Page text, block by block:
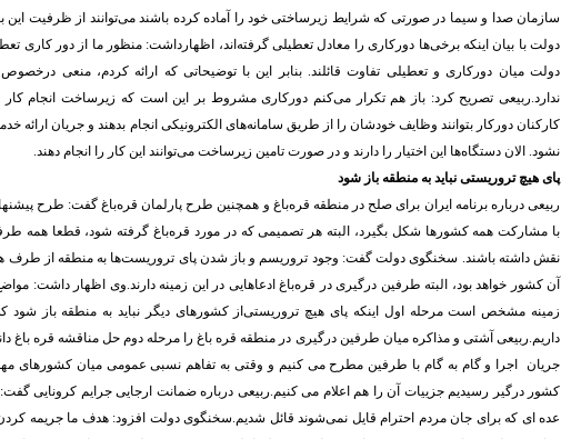
سازمان صدا و سیما در صورتی که شرایط زیرساختی خود را آماده کرده باشند می‌توانند از ظرفیت این
دولت با بیان اینکه برخی‌ها دورکاری را معادل تعطیلی گرفته‌اند، اظهارداشت: منظور ما از دور کاری
دولت میان دورکاری و تعطیلی تفاوت قائلند. بنابر این با توضیحاتی که ارائه کردم، منعی
ندارد.ربیعی تصریح کرد: باز هم تکرار می‌کنم دورکاری مشروط بر این است که زیرساخت انجام کار
کارکنان دورکار بتوانند وظایف خودشان را از طریق سامانه‌های الکترونیکی انجام بدهند و جریان ارائه
نشود. الان دستگاه‌ها این اختیار را دارند و در صورت تامین زیرساخت می‌توانند این کار را انجام دهند.
پای هیچ تروریستی نباید به منطقه باز شود
ربیعی درباره برنامه ایران برای صلح در منطقه قره‌باغ و همچنین طرح پارلمان قره‌باغ گفت: طرح
با مشارکت همه کشورها شکل بگیرد، البته هر تصمیمی که در مورد قره‌باغ گرفته شود، قطعا همه
نقش داشته باشند. سخنگوی دولت گفت: وجود تروریسم و باز شدن پای تروریست‌ها به منطقه از طرف
آن کشور خواهد بود، البته طرفین درگیری در قره‌باغ ادعاهایی در این زمینه دارند.وی اظهار داشت:
زمینه مشخص است مرحله اول اینکه پای هیچ تروریستی‌از کشورهای دیگر نباید به منطقه باز شود
داریم.ربیعی آشتی و مذاکره میان طرفین درگیری در منطقه قره باغ را مرحله دوم حل مناقشه قره باغ
جریان اجرا و گام به گام با طرفین مطرح می کنیم و وقتی به تفاهم نسبی عمومی میان کشورهای
کشور درگیر رسیدیم جزییات آن را هم اعلام می کنیم.ربیعی درباره ضمانت ارجایی جرایم کرونایی گفت:
عده ای که برای جان مردم احترام قایل نمی‌شوند قائل شدیم.سخنگوی دولت افزود: هدف ما جریمه